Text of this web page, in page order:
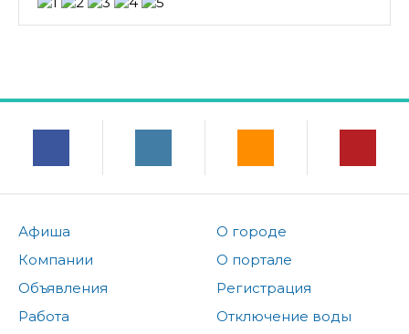
Афиша
Компании
Объявления
Работа
О городе
О портале
Регистрация
Отключение воды